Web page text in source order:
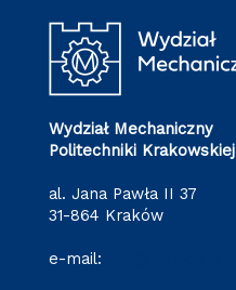
Wydział Mechaniczny
Politechniki Krakowskiej
al. Jana Pawła II 37
31-864 Kraków
e-mail: